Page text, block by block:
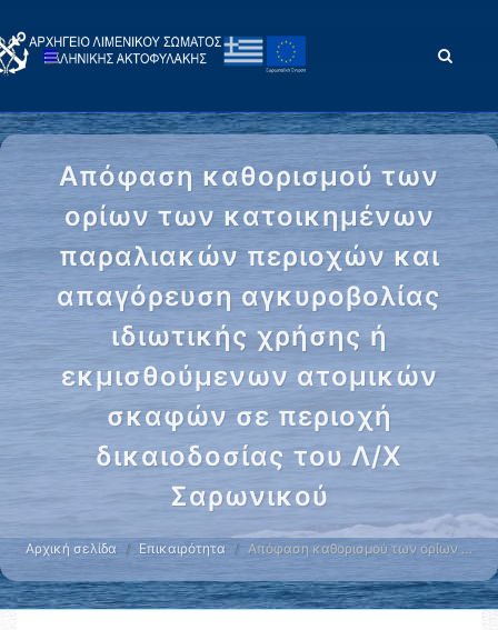
Απόφαση καθορισμού των
ορίων των κατοικημένων
παραλιακών περιοχών και
απαγόρευση αγκυροβολίας
ιδιωτικής χρήσης ή
εκμισθούμενων ατομικών
σκαφών σε περιοχή
δικαιοδοσίας του Λ/Χ
Σαρωνικού
Αρχική σελίδα Επικαιρότητα Απόφαση καθορισμού των ορίων …